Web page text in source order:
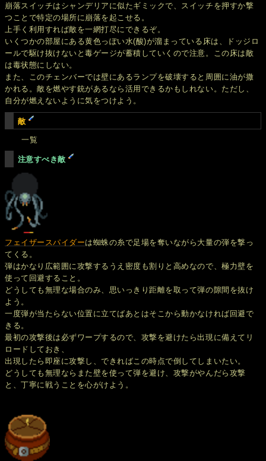
崩落スイッチはシャンデリアに似たギミックで、スイッチを押すか撃
つことで特定の場所に崩落を起こせる。
上手く利用すれば敵を一網打尽にできるぞ。
いくつかの部屋にある黄色っぽい水(酸)が溜まっている床は、ドッジロ
ールで駆け抜けないと毒ゲージが蓄積していくので注意。この床は敵
は毒状態にしない。
また、このチェンバーでは壁にあるランプを破壊すると周囲に油が撒
かれる。敵を燃やす銃があるなら活用できるかもしれない。ただし、
自分が燃えないように気をつけよう。
敵
一覧
注意すべき敵
フェイザースパイダーは蜘蛛の糸で足場を奪いながら大量の弾を撃っ
てくる。
弾はかなり広範囲に攻撃するうえ密度も割りと高めなので、極力壁を
使って回避すること。
どうしても無理な場合のみ、思いっきり距離を取って弾の隙間を抜け
よう。
一度弾が当たらない位置に立てばあとはそこから動かなければ回避で
きる。
最初の攻撃後は必ずワープするので、攻撃を避けたら出現に備えてリ
ロードしておき、
出現したら即座に攻撃し、できればこの時点で倒してしまいたい。
どうしても無理ならまた壁を使って弾を避け、攻撃がやんだら攻撃
と、丁寧に戦うことを心がけよう。